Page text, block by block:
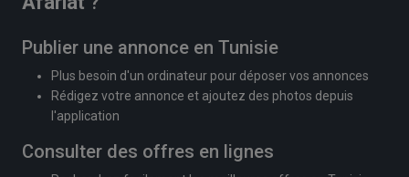
Publier une annonce en Tunisie
Plus besoin d'un ordinateur pour déposer vos annonces
Rédigez votre annonce et ajoutez des photos depuis
l'application
Consulter des offres en lignes